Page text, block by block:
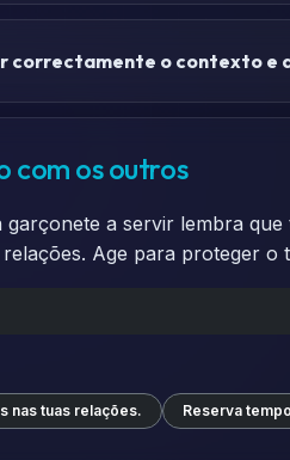
correctamente o contexto e
com os outros
a servir lembra
Age para proteger o
nas tuas relações. Reserva